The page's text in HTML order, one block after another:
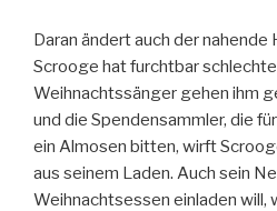
Daran ändert auch der nahende
Scrooge hat furchtbar
Weihnachtssänger gehen ihm
und die Spendensammler, die
ein Almosen bitten, wirft
aus seinem Laden. Auch sein
Weihnachtsessen einladen will,